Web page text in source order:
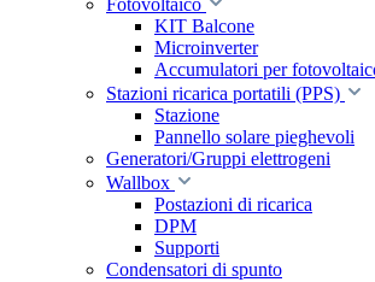
Fotovoltaico
KIT Balcone
Microinverter
Accumulatori per
Stazioni ricarica portatili (PPS)
Stazione
Pannello solare pieghevoli
Generatori/Gruppi elettrogeni
Wallbox
Postazioni di ricarica
DPM
Supporti
Condensatori di spunto